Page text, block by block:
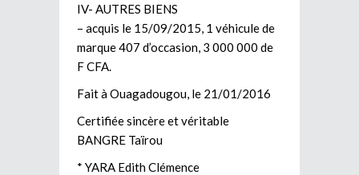
IV- AUTRES BIENS
– acquis le 15/09/2015, 1 véhicule de
marque 407 d’occasion, 3 000 000 de
F CFA.
Fait à Ouagadougou, le 21/01/2016
Certifiée sincère et véritable
BANGRE Taïrou
* YARA Edith Clémence